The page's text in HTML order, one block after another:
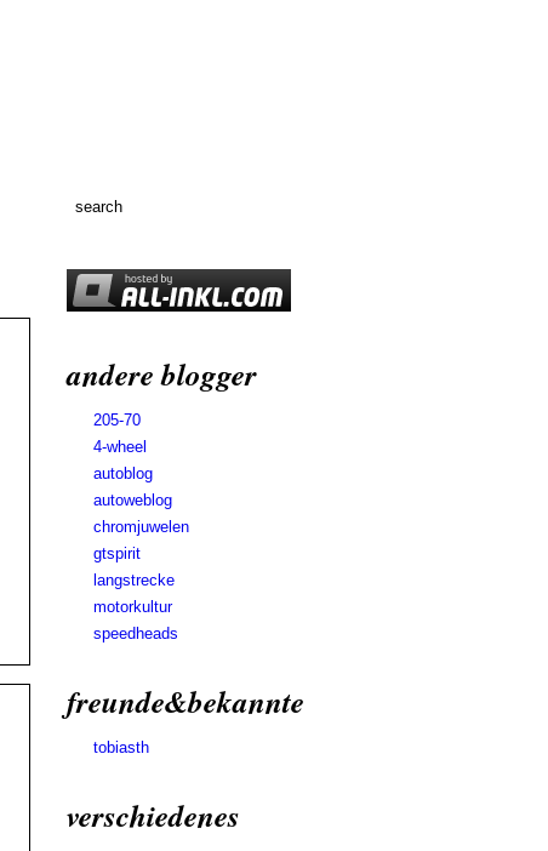
andere blogger
205-70
4-wheel
autoblog
autoweblog
chromjuwelen
gtspirit
langstrecke
motorkultur
speedheads
freunde&bekannte
tobiasth
verschiedenes